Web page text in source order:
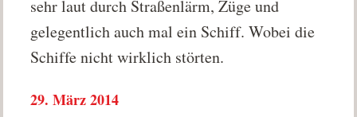
sehr laut durch Straßenlärm, Züge und
gelegentlich auch mal ein Schiff. Wobei die
Schiffe nicht wirklich störten.
29. März 2014